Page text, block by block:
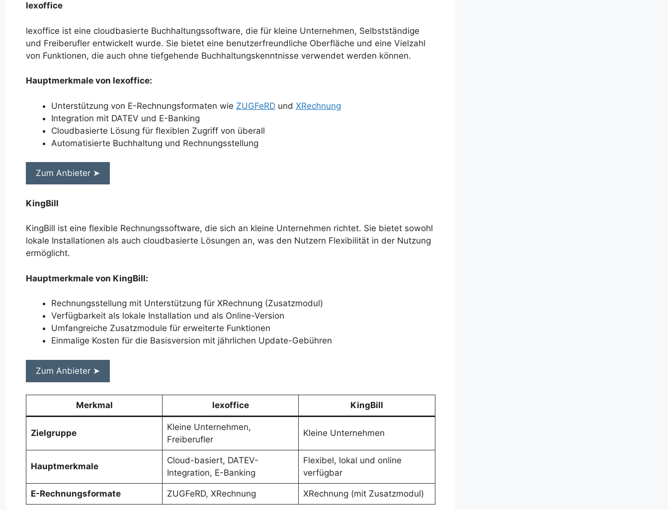
lexoffice
lexoffice ist eine cloudbasierte Buchhaltungssoftware, die für kleine Unternehmen, Selbstständige
und Freiberufler entwickelt wurde. Sie bietet eine benutzerfreundliche Oberfläche und eine Vielzahl
von Funktionen, die auch ohne tiefgehende Buchhaltungskenntnisse verwendet werden können.
Hauptmerkmale von lexoffice:
Unterstützung von E-Rechnungsformaten wie ZUGFeRD und XRechnung
Integration mit DATEV und E-Banking
Cloudbasierte Lösung für flexiblen Zugriff von überall
Automatisierte Buchhaltung und Rechnungsstellung
Zum Anbieter ➤
KingBill
KingBill ist eine flexible Rechnungssoftware, die sich an kleine Unternehmen richtet. Sie bietet sowohl
lokale Installationen als auch cloudbasierte Lösungen an, was den Nutzern Flexibilität in der Nutzung
ermöglicht.
Hauptmerkmale von KingBill:
Rechnungsstellung mit Unterstützung für XRechnung (Zusatzmodul)
Verfügbarkeit als lokale Installation und als Online-Version
Umfangreiche Zusatzmodule für erweiterte Funktionen
Einmalige Kosten für die Basisversion mit jährlichen Update-Gebühren
Zum Anbieter ➤
Merkmal lexoffice KingBill
Zielgruppe
Kleine Unternehmen,
Freiberufler
Kleine Unternehmen
Hauptmerkmale
Cloud-basiert, DATEV-
Integration, E-Banking
Flexibel, lokal und online
verfügbar
E-Rechnungsformate ZUGFeRD, XRechnung XRechnung (mit Zusatzmodul)